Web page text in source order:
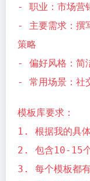
- 职业：市场营
- 主要需求：撰
策略
- 偏好风格：简
- 常用场景：社
模板库要求：
1. 根据我的具
2. 包含10-15个
3. 每个模板都